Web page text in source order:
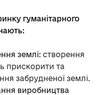
гуманітарного
землі: створення
прискорити та
забрудненої землі.
виробництва